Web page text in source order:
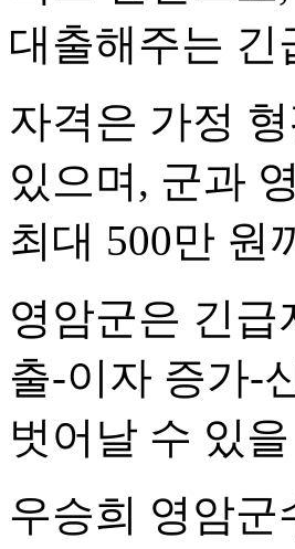
대출해주는 긴
자격은 가정
있으며, 군과
최대 500만 원
영암군은 긴
출-이자 증가-
벗어날 수 있
우승희 영암